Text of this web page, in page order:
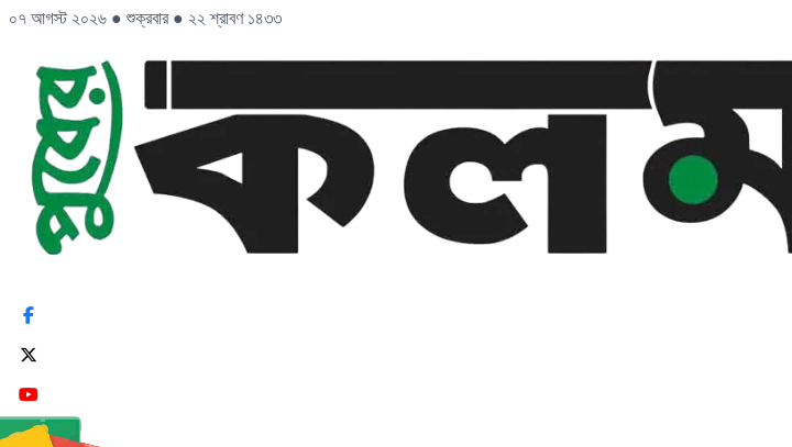
০৭ আগস্ট ২০২৬ ● শুক্রবার ● ২২ শ্রাবণ ১৪৩৩